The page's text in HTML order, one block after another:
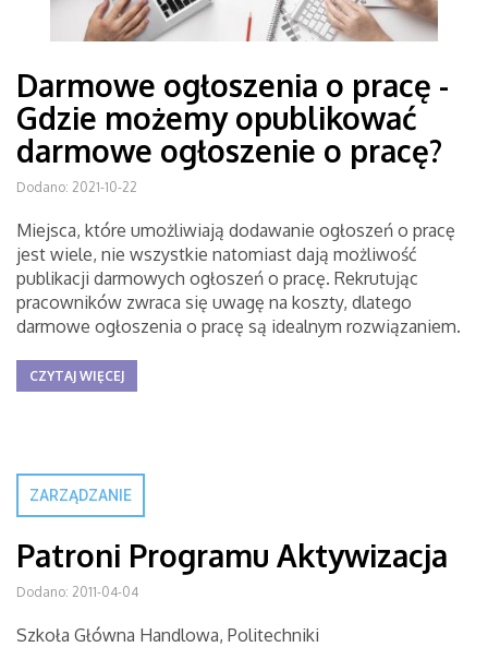
Darmowe ogłoszenia o pracę -
Gdzie możemy opublikować
darmowe ogłoszenie o pracę?
Dodano: 2021-10-22
Miejsca, które umożliwiają dodawanie ogłoszeń o pracę
jest wiele, nie wszystkie natomiast dają możliwość
publikacji darmowych ogłoszeń o pracę. Rekrutując
pracowników zwraca się uwagę na koszty, dlatego
darmowe ogłoszenia o pracę są idealnym rozwiązaniem.
CZYTAJ WIĘCEJ
ZARZĄDZANIE
Patroni Programu Aktywizacja
Dodano: 2011-04-04
Szkoła Główna Handlowa, Politechniki